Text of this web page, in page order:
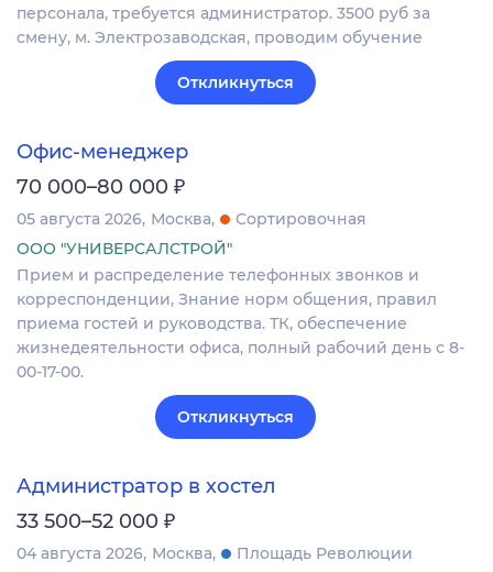
персонала, требуется администратор. 3500 руб за
смену, м. Электрозаводская, проводим обучение
Откликнуться
Офис-менеджер
70 000–80 000 ₽
05 августа 2026 Москва
Сортировочная
ООО "УНИВЕРСАЛСТРОЙ"
Прием и распределение телефонных звонков и
корреспонденции, Знание норм общения, правил
приема гостей и руководства. ТК, обеспечение
жизнедеятельности офиса, полный рабочий день с 8-
00-17-00.
Откликнуться
Администратор в хостел
33 500–52 000 ₽
04 августа 2026 Москва
Площадь Революции